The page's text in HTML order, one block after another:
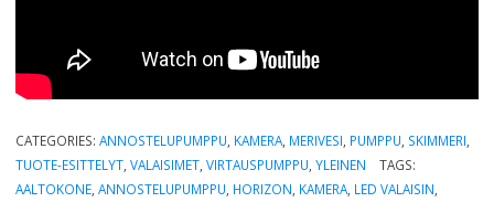
CATEGORIES:ANNOSTELUPUMPPU KAMERA MERIVESI PUMPPU SKIMMERI
TUOTE-ESITTELYT ,VALAISIMET ,VIRTAUSPUMPPU ,YLEINEN
TAGS:
AALTOKONE ,ANNOSTELUPUMPPU HORIZON KAMERA LED VALAISIN